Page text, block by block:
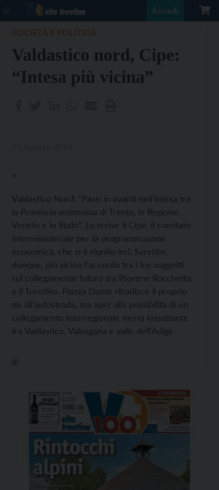
Accedi
Valdastico nord, Cipe:
“Intesa più vicina”
>
Valdastico Nord. “Passi in avanti nell’intesa tra
la Provincia autonoma di Trento, la Regione
Veneto e lo Stato”. Lo scrive il Cipe, il comitato
interministeriale per la programmazione
economica, che si è riunito ieri. Sarebbe,
dunque, più vicino l’accordo tra i tre soggetti
sul collegamento futuro tra Piovene Rocchetta
e il Trentino. Piazza Dante ribadisce il proprio
no all’autostrada, ma apre alla possibilità di un
collegamento interregionale meno impattante
tra Valdastico, Valsugana e valle dell’Adige.
di